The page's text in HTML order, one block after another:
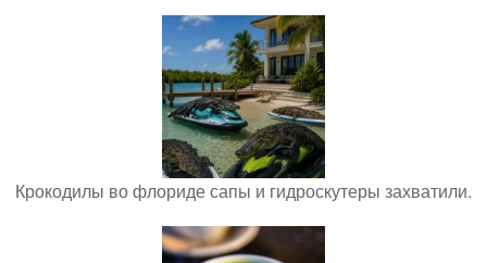
Крокодилы во флориде сапы и гидроскутеры захватили.